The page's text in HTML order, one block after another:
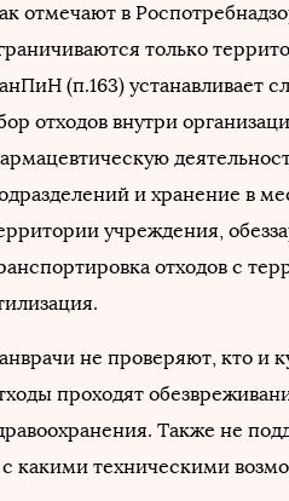
отмечают в
только
(п.163) устанавливает
отходов внутри
и хранение в
учреждения,
отходов с
не проверяют, кто и
проходят
Также не
какими техническими